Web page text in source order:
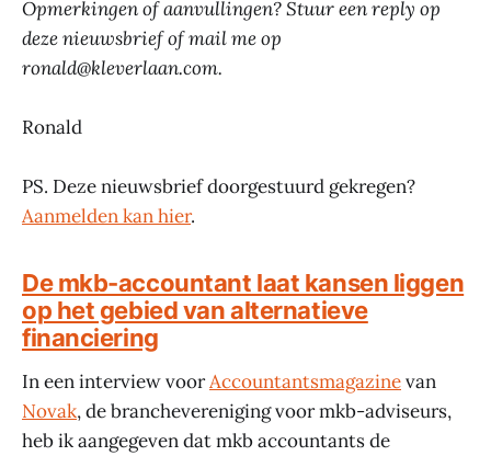
Opmerkingen of aanvullingen? Stuur een reply op
deze nieuwsbrief of mail me op
ronald@kleverlaan.com.
Ronald
PS. Deze nieuwsbrief doorgestuurd gekregen?
Aanmelden kan hier.
De mkb-accountant laat kansen liggen
op het gebied van alternatieve
financiering
In een interview voorAccountantsmagazinevan
Novak, de branchevereniging voor mkb-adviseurs,
heb ik aangegeven dat mkb accountants de